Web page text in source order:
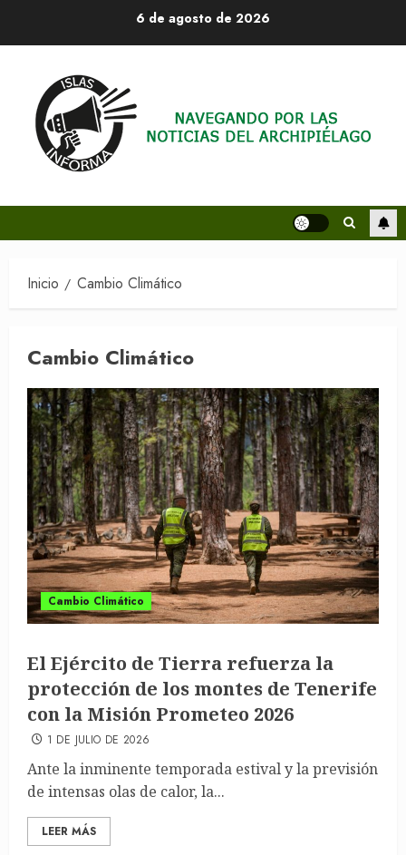
6 de agosto de 2026
Inicio Cambio Climático
Cambio Climático
Cambio Climático
El Ejército de Tierra refuerza la
protección de los montes de Tenerife
con la Misión Prometeo 2026
1 DE JULIO DE 2026
Ante la inminente temporada estival y la previsión
de intensas olas de calor, la...
LEER MÁS